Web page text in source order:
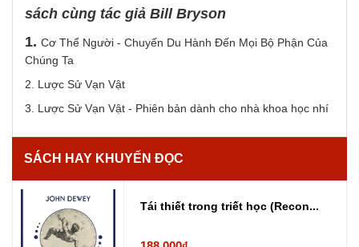
sách cùng tác giả Bill Bryson
1. Cơ Thể Người - Chuyến Du Hành Đến Mọi Bộ Phận Của
Chúng Ta
2. Lược Sử Vạn Vật
3. Lược Sử Vạn Vật - Phiên bản dành cho nhà khoa học nhí
SÁCH HAY KHUYẾN ĐỌC
Tái thiết trong triết học (Recon...